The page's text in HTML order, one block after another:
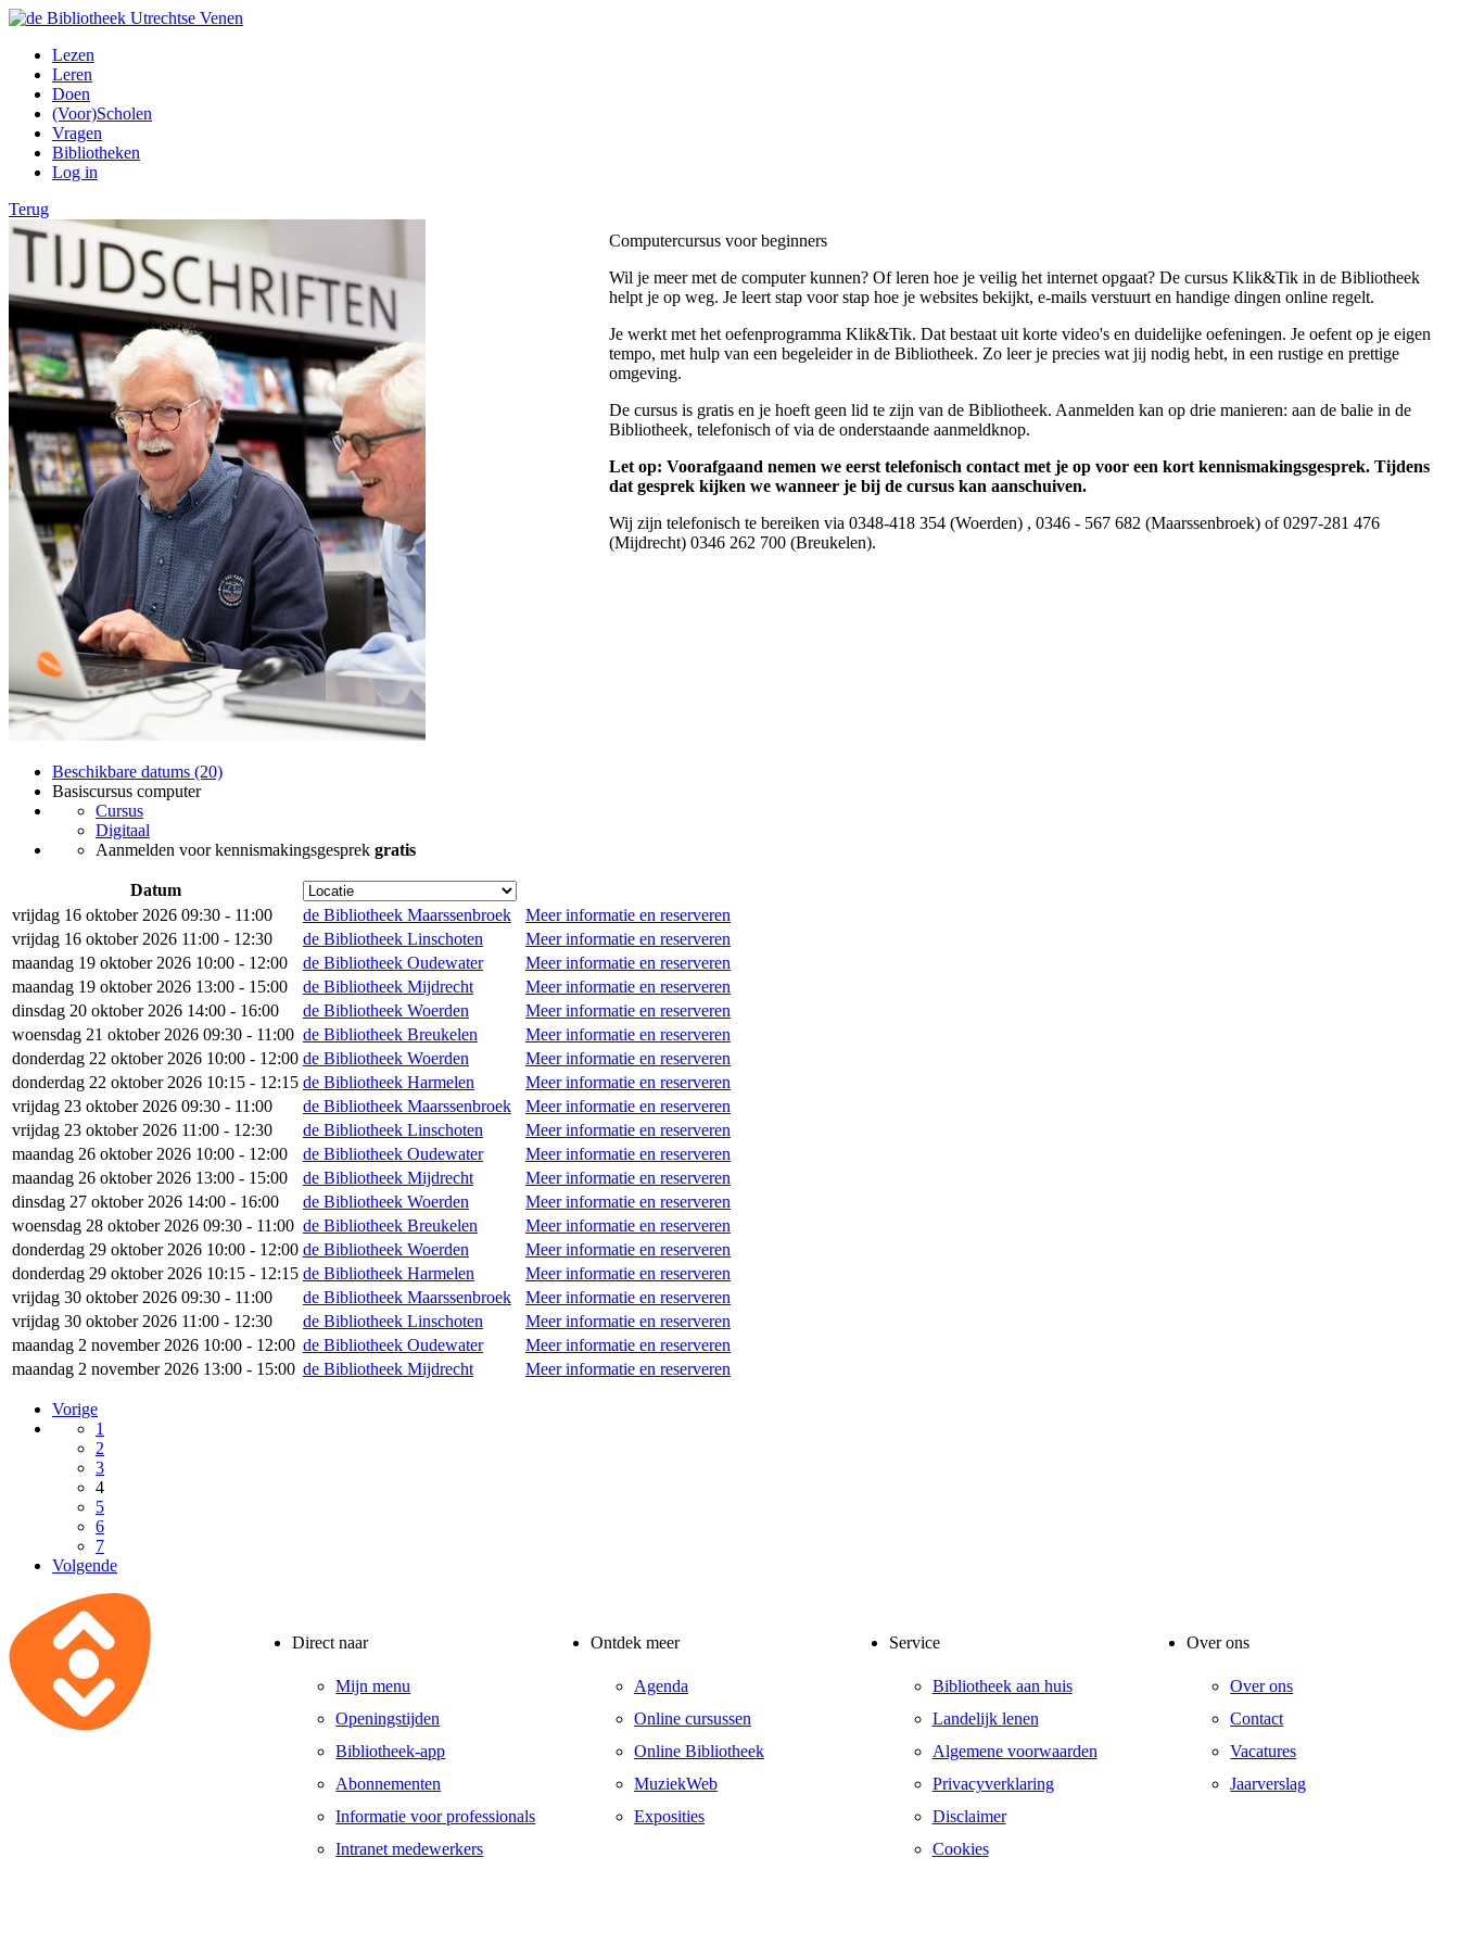
Lezen
Leren
Doen
(Voor)Scholen
Vragen
Bibliotheken
Log in
Terug
Beschikbare datums (20)
Basiscursus computer
Cursus
Digitaal
Aanmelden voor kennismakingsgesprek gratis
Computercursus voor beginners
Wil je meer met de computer kunnen? Of leren hoe je veilig het internet opgaat? De cursus Klik&Tik in de Bibliotheek
helpt je op weg. Je leert stap voor stap hoe je websites bekijkt, e-mails verstuurt en handige dingen online regelt.
Je werkt met het oefenprogramma Klik&Tik. Dat bestaat uit korte video's en duidelijke oefeningen. Je oefent op je eigen
tempo, met hulp van een begeleider in de Bibliotheek. Zo leer je precies wat jij nodig hebt, in een rustige en prettige
omgeving.
De cursus is gratis en je hoeft geen lid te zijn van de Bibliotheek. Aanmelden kan op drie manieren: aan de balie in de
Bibliotheek, telefonisch of via de onderstaande aanmeldknop.
Let op: Voorafgaand nemen we eerst telefonisch contact met je op voor een kort kennismakingsgesprek. Tijdens
dat gesprek kijken we wanneer je bij de cursus kan aanschuiven.
Wij zijn telefonisch te bereiken via 0348-418 354 (Woerden) , 0346 - 567 682 (Maarssenbroek) of 0297-281 476
(Mijdrecht) 0346 262 700 (Breukelen).
Datum
vrijdag 16 oktober 2026 09:30 - 11:00
de Bibliotheek Maarssenbroek
Meer informatie en reserveren
vrijdag 16 oktober 2026 11:00 - 12:30
de Bibliotheek Linschoten
Meer informatie en reserveren
maandag 19 oktober 2026 10:00 - 12:00
de Bibliotheek Oudewater
Meer informatie en reserveren
maandag 19 oktober 2026 13:00 - 15:00
de Bibliotheek Mijdrecht
Meer informatie en reserveren
dinsdag 20 oktober 2026 14:00 - 16:00
de Bibliotheek Woerden
Meer informatie en reserveren
woensdag 21 oktober 2026 09:30 - 11:00 de Bibliotheek Breukelen
Meer informatie en reserveren
donderdag 22 oktober 2026 10:00 - 12:00 de Bibliotheek Woerden
Meer informatie en reserveren
donderdag 22 oktober 2026 10:15 - 12:15 de Bibliotheek Harmelen
Meer informatie en reserveren
vrijdag 23 oktober 2026 09:30 - 11:00
de Bibliotheek Maarssenbroek
Meer informatie en reserveren
vrijdag 23 oktober 2026 11:00 - 12:30
de Bibliotheek Linschoten
Meer informatie en reserveren
maandag 26 oktober 2026 10:00 - 12:00
de Bibliotheek Oudewater
Meer informatie en reserveren
maandag 26 oktober 2026 13:00 - 15:00
de Bibliotheek Mijdrecht
Meer informatie en reserveren
dinsdag 27 oktober 2026 14:00 - 16:00
de Bibliotheek Woerden
Meer informatie en reserveren
woensdag 28 oktober 2026 09:30 - 11:00 de Bibliotheek Breukelen
Meer informatie en reserveren
donderdag 29 oktober 2026 10:00 - 12:00 de Bibliotheek Woerden
Meer informatie en reserveren
donderdag 29 oktober 2026 10:15 - 12:15 de Bibliotheek Harmelen
Meer informatie en reserveren
vrijdag 30 oktober 2026 09:30 - 11:00
de Bibliotheek Maarssenbroek
Meer informatie en reserveren
vrijdag 30 oktober 2026 11:00 - 12:30
de Bibliotheek Linschoten
Meer informatie en reserveren
maandag 2 november 2026 10:00 - 12:00 de Bibliotheek Oudewater
Meer informatie en reserveren
maandag 2 november 2026 13:00 - 15:00 de Bibliotheek Mijdrecht Meer informatie en reserveren
Vorige
1
2
3
4
5
6
7
Volgende
Direct naar
Mijn menu
Openingstijden
Bibliotheek-app
Abonnementen
Informatie voor professionals
Intranet medewerkers
Ontdek meer
Agenda
Online cursussen
Online Bibliotheek
MuziekWeb
Exposities
Service
Bibliotheek aan huis
Landelijk lenen
Algemene voorwaarden
Privacyverklaring
Disclaimer
Cookies
Over ons
Over ons
Contact
Vacatures
Jaarverslag